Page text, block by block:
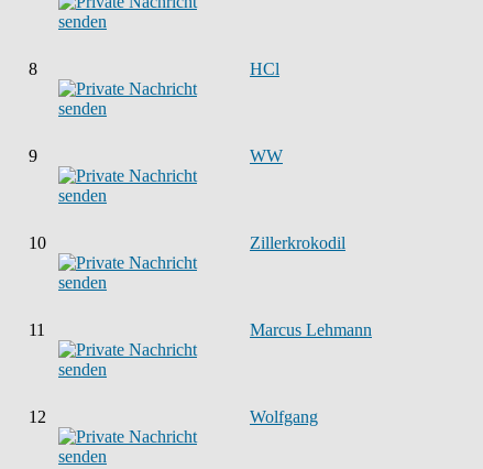
8 HCl
9 WW
10 Zillerkrokodil
11 Marcus Lehmann
12 Wolfgang